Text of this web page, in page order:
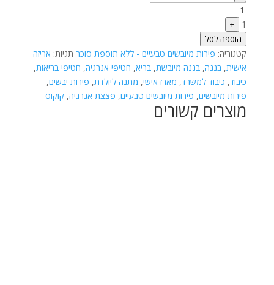
1
+
הוספה לסל
קטגוריה: פירות מיובשים טבעיים - ללא תוספת סוכר תגיות: אריזה
אישית, בננה, בננה מיובשת, בריא, חטיפי אנרגיה, חטיפי בריאות,
כיבוד, כיבוד למשרד, מארז אישי, מתנה ליולדת, פירות יבשים,
פירות מיובשים, פירות מיובשים טבעיים, פצצת אנרגיה, קוקוס
מוצרים קשורים